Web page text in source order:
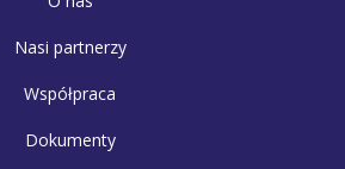
Nasi partnerzy
Współpraca
Dokumenty